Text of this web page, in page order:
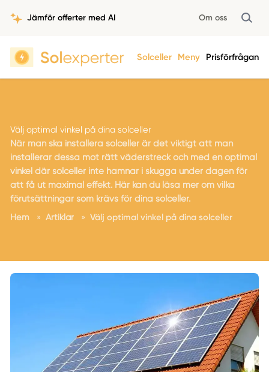
Jämför offerter med AI Om oss
Solceller Meny Prisförfrågan
Välj optimal vinkel på dina solceller
När man ska installera solceller är det viktigt att man
installerar dessa mot rätt väderstreck och med en optimal
vinkel där solceller inte hamnar i skugga under dagen för
att få ut maximal effekt. Här kan du läsa mer om vilka
förutsättningar som krävs för dina solceller.
Hem
» Artiklar » Välj optimal vinkel på dina solceller